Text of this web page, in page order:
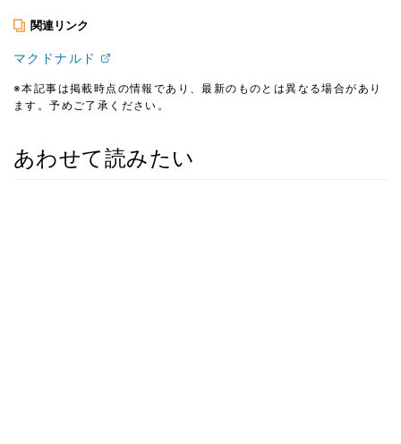
関連リンク
マクドナルド
※本記事は掲載時点の情報であり、最新のものとは異なる場合があり
ます。予めご了承ください。
あわせて読みたい